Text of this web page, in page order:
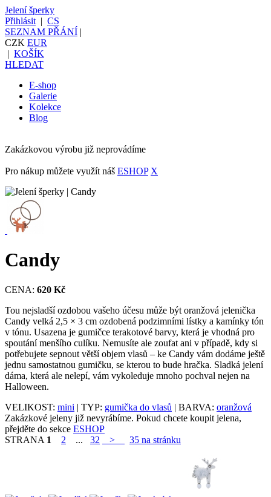
Jelení šperky
Přihlásit | CS
SEZNAM PŘÁNÍ |
CZK EUR
| KOŠÍK
HLEDAT
E-shop
Galerie
Kolekce
Blog
Zakázkovou výrobu již neprovádíme
Pro nákup můžete využít náš ESHOP X
Candy
CENA: 620 Kč
Tou nejsladší ozdobou vašeho účesu může být oranžová jelenička
Candy velká 2,5 × 3 cm ozdobená podzimními lístky a kamínky tón
v tónu. Usazena je gumičce terakotové barvy, která je vhodná pro
spoutání menšího culíku. Nemusíte ale zoufat ani v případě, kdy si
potřebujete sepnout větší objem vlasů – ke Candy vám dodáme ještě
jednu samostatnou gumičku, se kterou to bude hračka. Sladká jelení
dáma, která ale nelepí, vám vykoleduje mnoho pochval nejen na
Halloween.
VELIKOST: mini | TYP: gumička do vlasů | BARVA: oranžová
Zakázkové jeleny již nevyrábíme. Pokud chcete koupit jelena,
přejděte do sekce ESHOP
STRANA 1 2 ... 32 > 35 na stránku